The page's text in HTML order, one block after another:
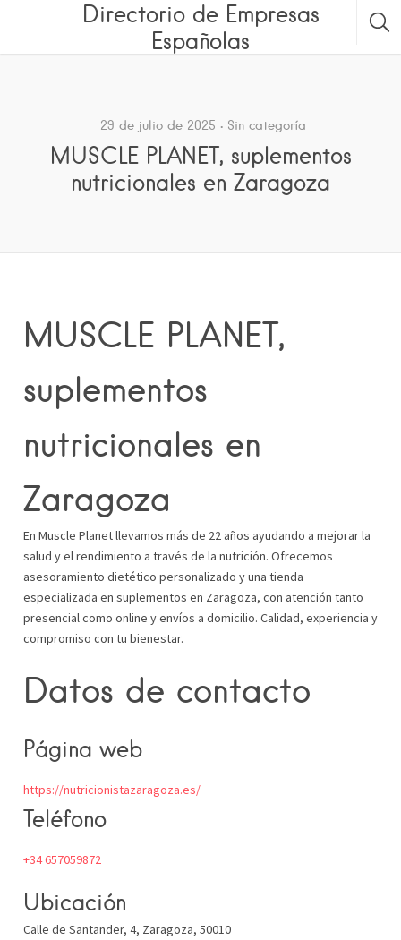
Directorio de Empresas
Españolas
29 de julio de 2025 Sin categoría
MUSCLE PLANET, suplementos
nutricionales en Zaragoza
MUSCLE PLANET,
suplementos
nutricionales en
Zaragoza
En Muscle Planet llevamos más de 22 años ayudando a mejorar la
salud y el rendimiento a través de la nutrición. Ofrecemos
asesoramiento dietético personalizado y una tienda
especializada en suplementos en Zaragoza, con atención tanto
presencial como online y envíos a domicilio. Calidad, experiencia y
compromiso con tu bienestar.
Datos de contacto
Página web
https://nutricionistazaragoza.es/
Teléfono
+34 657059872
Ubicación
Calle de Santander, 4, Zaragoza, 50010